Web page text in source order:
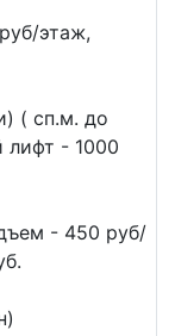
этаж,
( сп.м. до
лифт - 1000
- 450 руб/